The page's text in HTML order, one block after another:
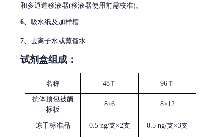
和多通道移液器(移液器使用前需校准)。
6、 吸水纸及加样槽
7、 去离子水或蒸馏水
试剂盒组成：
名称 48Ｔ 96Ｔ
抗体预包被酶
标板
8×6 8×12
冻干标准品 0.5 ng/支×2支 0.5 ng/支×3支